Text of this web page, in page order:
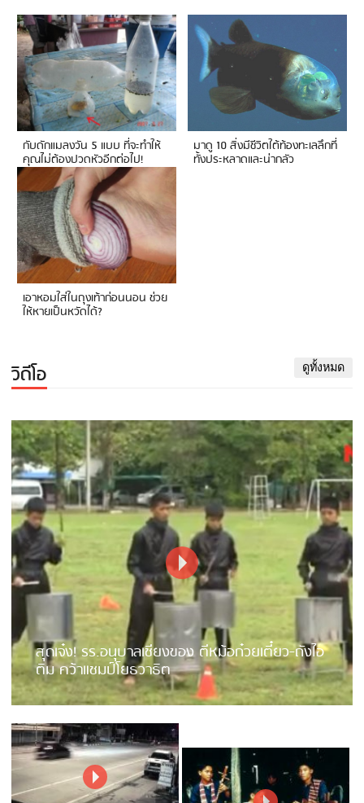
กับดักแมลงวัน 5 แบบ ที่จะทำให้
คุณไม่ต้องปวดหัวอีกต่อไป!
มาดู 10 สิ่งมีชีวิตใต้ท้องทะเลลึกที่
ทั้งประหลาดและน่ากลัว
เอาหอมใส่ในถุงเท้าก่อนนอน ช่วย
ให้หายเป็นหวัดได้?
วิดีโอ ดูทั้งหมด
สุดเจ๋ง! รร.อนุบาลเชียงของ ตีหม้อก๋วยเตี๋ยว-ถังไอ
ติม คว้าแชมป์โยธวาธิต